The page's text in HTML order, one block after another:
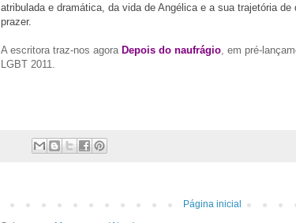
atribulada e dramática, da vida de Angélica e a sua trajetória de
prazer.
A escritora traz-nos agora Depois do naufrágio , em pré-
LGBT 2011.
Página inicial